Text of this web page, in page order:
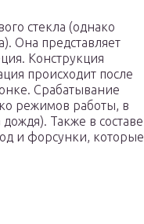
стекла (однако
Она представляет
Конструкция
происходит после
Срабатывание
режимов работы, в
Также в составе
и форсунки, которые